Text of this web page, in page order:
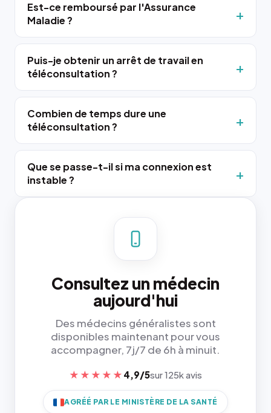
Est-ce remboursé par l'Assurance
Maladie ?
Puis-je obtenir un arrêt de travail en
téléconsultation ?
Combien de temps dure une
téléconsultation ?
Que se passe-t-il si ma connexion est
instable ?
Consultez un médecin
aujourd'hui
Des médecins généralistes sont
disponibles maintenant pour vous
accompagner, 7j/7 de 6h à minuit.
★★★★★ 4,9/5sur 125k avis
AGRÉÉ PAR LE MINISTÈRE DE LA SANTÉ